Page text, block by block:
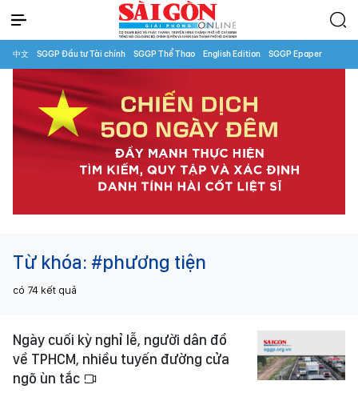
中文 SGGP Đầu tư Tài chính SGGP Thể Thao English Edition SGGP Epaper
Từ khóa: #phương tiện
có 74 kết quả
Ngày cuối kỳ nghỉ lễ, người dân đổ
về TPHCM, nhiều tuyến đường cửa
ngõ ùn tắc